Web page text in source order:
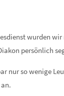
wurden
persönlich
nur so wenige